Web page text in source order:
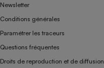
Newsletter
Conditions générales
Paramétrer les traceurs
Questions fréquentes
Droits de reproduction et de diffusion